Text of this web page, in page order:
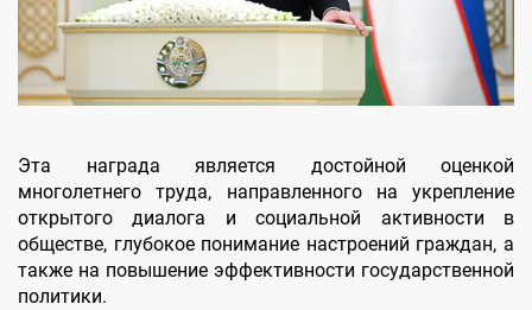
Эта награда является достойной оценкой
многолетнего труда, направленного на укрепление
открытого диалога и социальной активности в
обществе, глубокое понимание настроений граждан, а
также на повышение эффективности государственной
политики.